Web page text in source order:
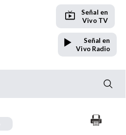
Señal en
Vivo TV
Señal en
Vivo Radio